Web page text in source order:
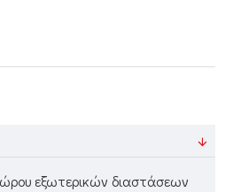
εξωτερικών διαστάσεων